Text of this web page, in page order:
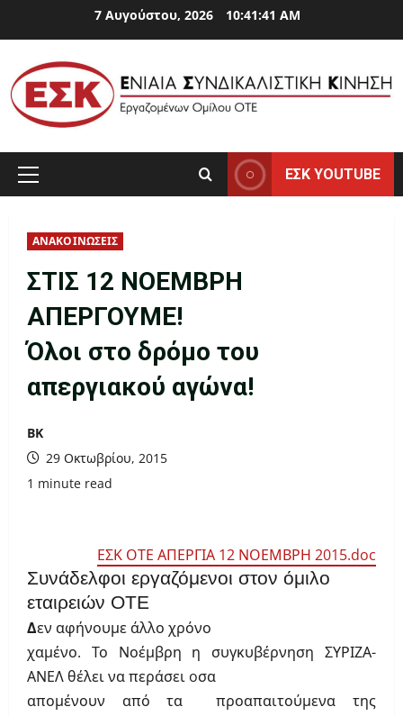
to
content
7 Αυγούστου, 2026 10:41:41 AM
Primary
ΕΣΚ YOUTUBE
ΑΝΑΚΟΙΝΩΣΕΙΣ
ΣΤΙΣ 12 ΝΟΕΜΒΡΗ
ΑΠΕΡΓΟΥΜΕ!
Όλοι στο δρόμο του
απεργιακού αγώνα!
ΒΚ
29 Οκτωβρίου, 2015
1 minute read
ΕΣΚ ΟΤΕ ΑΠΕΡΓΙΑ 12 ΝΟΕΜΒΡΗ 2015.doc
Συνάδελφοι εργαζόμενοι στον όμιλο
εταιρειών ΟΤΕ
Δεν αφήνουμε άλλο χρόνο
χαμένο. Το Νοέμβρη η συγκυβέρνηση ΣΥΡΙΖΑ-
ΑΝΕΛ θέλει να περάσει oσα
απομένουν από τα
προαπαιτούμενα της